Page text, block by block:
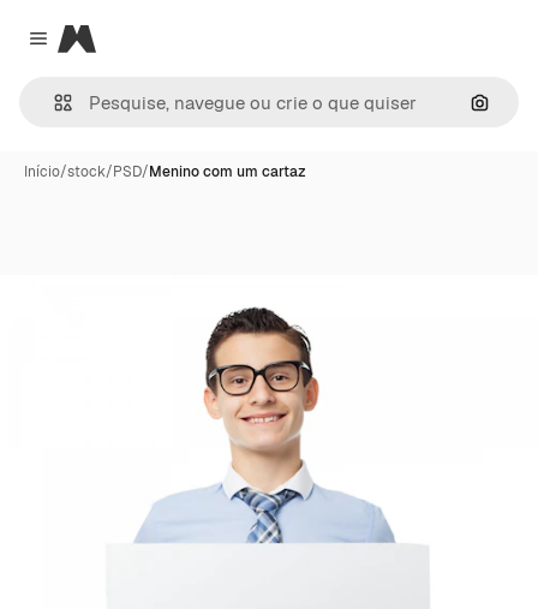
Close menu
Magnific
Início/stock/PSD/Menino com um cartaz